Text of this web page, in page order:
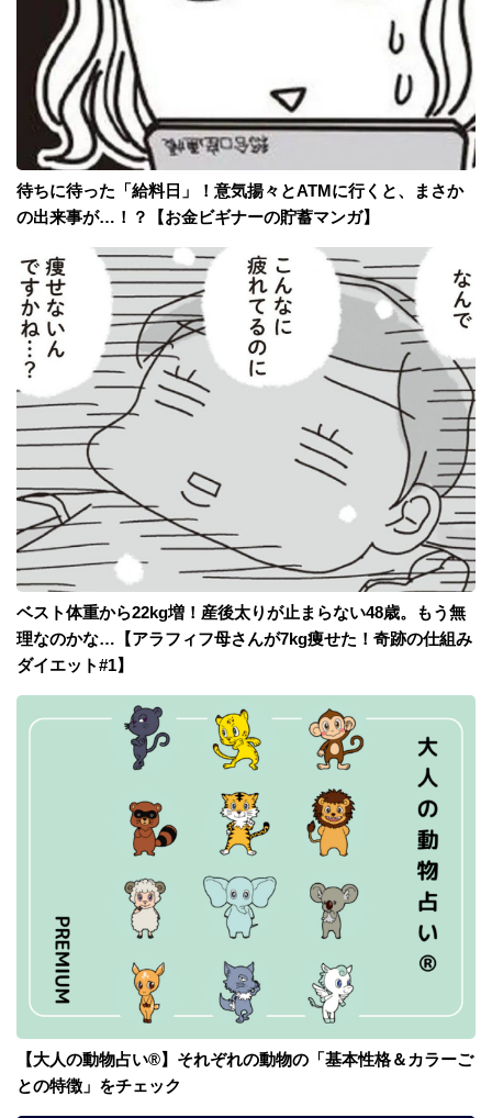
待ちに待った「給料日」！意気揚々とATMに行くと、まさか
の出来事が…！？【お金ビギナーの貯蓄マンガ】
ベスト体重から22kg増！産後太りが止まらない48歳。もう無
理なのかな…【アラフィフ母さんが7kg痩せた！奇跡の仕組み
ダイエット#1】
【大人の動物占い®】それぞれの動物の「基本性格＆カラーご
との特徴」をチェック